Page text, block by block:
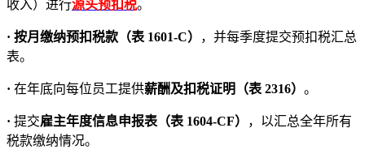
收入）进行源头预扣税。
· 按月缴纳预扣税款（表 1601-C）
，并每季度提交预扣税汇总
表。
· 在年底向每位员工提供薪酬及扣税证明（表 2316） 。
· 提交雇主年度信息申报表（表 1604-CF）
，以汇总全年所有
税款缴纳情况。